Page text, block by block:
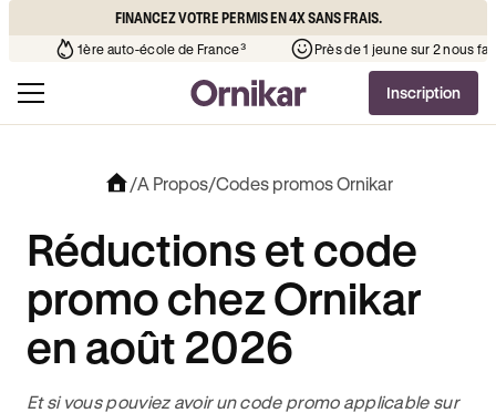
FINANCEZ VOTRE PERMIS EN 4X SANS FRAIS.
l’auto-école de votre quartier ¹ 1ère auto-école de France³
Inscription
/A Propos/Codes promos Ornikar
Réductions et code
promo chez Ornikar
en août 2026
Et si vous pouviez avoir un code promo applicable sur